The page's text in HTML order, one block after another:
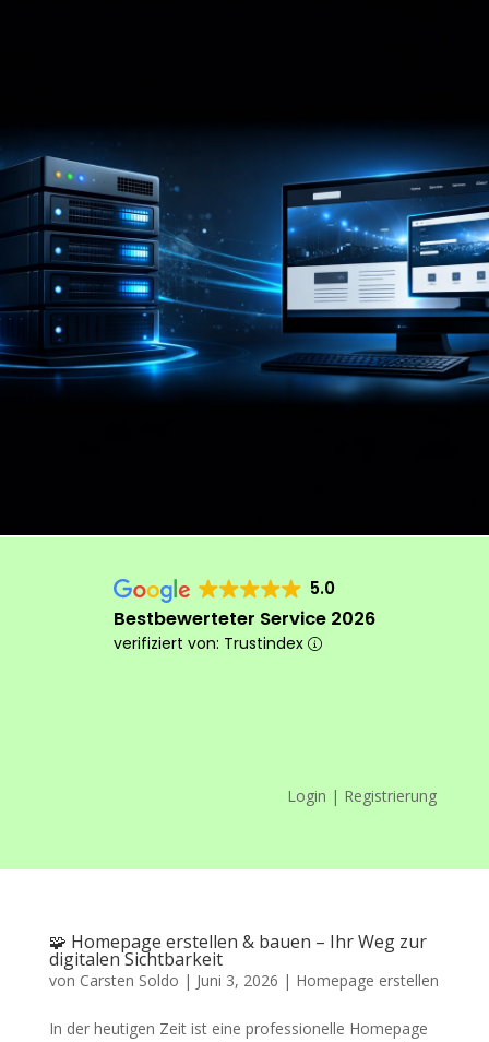
5.0
Bestbewerteter Service 2026
verifiziert von: Trustindex
Login | Registrierung
🧩 Homepage erstellen & bauen – Ihr Weg zur
digitalen Sichtbarkeit
von Carsten Soldo | Juni 3, 2026 | Homepage erstellen
In der heutigen Zeit ist eine professionelle Homepage